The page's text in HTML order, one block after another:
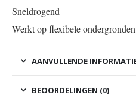
Sneldrogend
Werkt op flexibele
AANVULLENDE
BEOORDELINGEN (0)